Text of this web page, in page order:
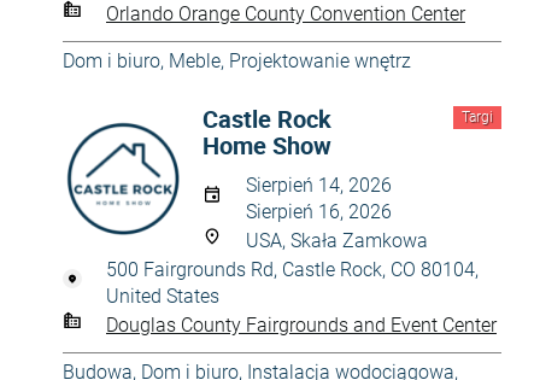
Orlando Orange County Convention Center
Dom i biuro, Meble, Projektowanie wnętrz
Targi
Castle Rock
Home Show
Sierpień 14, 2026
Sierpień 16, 2026
USA, Skała Zamkowa
500 Fairgrounds Rd, Castle Rock, CO 80104,
United States
Douglas County Fairgrounds and Event Center
Budowa, Dom i biuro, Instalacja wodociągowa,